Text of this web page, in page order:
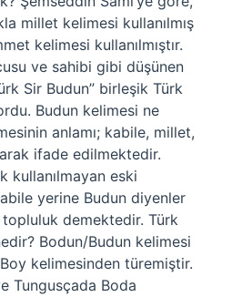
millet kelimesi kullanılmış
kelimesi kullanılmıştır.
ve sahibi gibi düşünen
Sir Budun” birleşik Türk
Budun kelimesi ne
anlamı; kabile, millet,
ifade edilmektedir.
kullanılmayan eski
yerine Budun diyenler
demektedir. Türk
Bodun/Budun kelimesi
kelimesinden türemiştir.
Tungusçada Boda